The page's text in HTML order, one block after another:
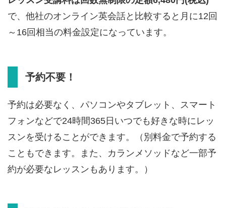
で、他社のオンライン英会話と比較すると月に12回
～16回相当の料金設定になっています。
予約不要！
予約は必要なく、パソコンやタブレット、スマート
フォンなどで24時間365日いつでも好きな時にレッ
スンを受けることができます。（別料金で予約する
こともできます。また、カランメソッドなど一部予
約が必要なレッスンもあります。）